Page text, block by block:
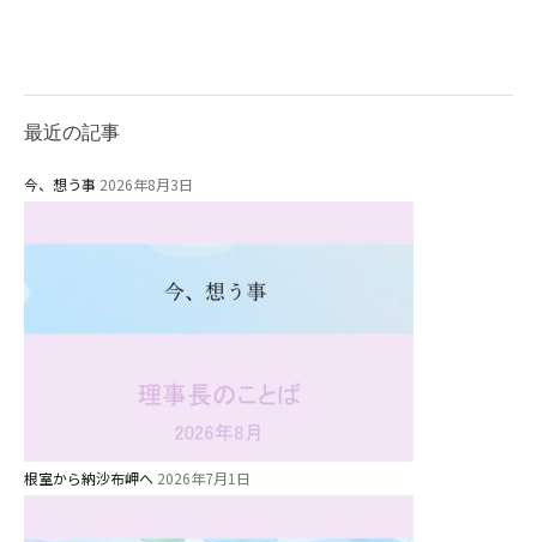
最近の記事
今、想う事 2026年8月3日
根室から納沙布岬へ 2026年7月1日